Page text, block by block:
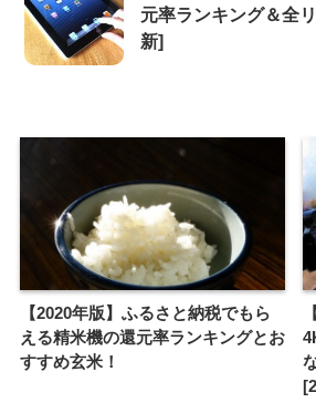
元率ランキング＆全
新]
【2020年版】ふるさと納税でもら
える精米機の還元率ランキングとお
すすめ玄米！